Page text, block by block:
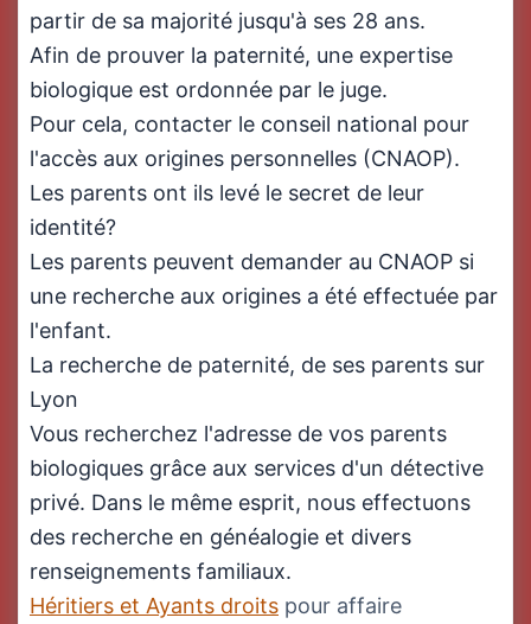
partir de sa majorité jusqu'à ses 28 ans.
Afin de prouver la paternité, une expertise
biologique est ordonnée par le juge.
Pour cela, contacter le conseil national pour
l'accès aux origines personnelles (CNAOP).
Les parents ont ils levé le secret de leur
identité?
Les parents peuvent demander au CNAOP si
une recherche aux origines a été effectuée par
l'enfant.
La recherche de paternité, de ses parents sur
Lyon
Vous recherchez l'adresse de vos parents
biologiques grâce aux services d'un détective
privé. Dans le même esprit, nous effectuons
des recherche en généalogie et divers
renseignements familiaux.
Héritiers et Ayants droits pour affaire